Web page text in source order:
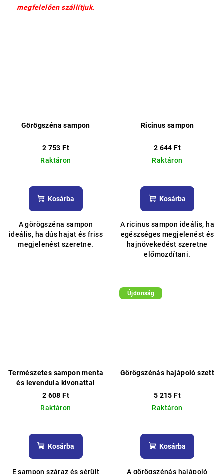
megfelelően szállítjuk.
Görögszéna sampon
2 753 Ft
Raktáron
Kosárba
A görögszéna sampon
ideális, ha dús hajat és friss
megjelenést szeretne.
Ricinus sampon
2 644 Ft
Raktáron
termék
átlagos
értékelése
ből
5,0
csillag.
Kosárba
A ricinus sampon ideális, ha
egészséges megjelenést és
hajnövekedést szeretne
előmozdítani.
Természetes sampon menta
és levendula kivonattal
2 608 Ft
Raktáron
termék
átlagos
értékelése
Kosárba
E sampon száraz és sérült
Újdonság
Görögszénás hajápoló szett
5 215 Ft
Raktáron
Kosárba
A görögszénás hajápoló